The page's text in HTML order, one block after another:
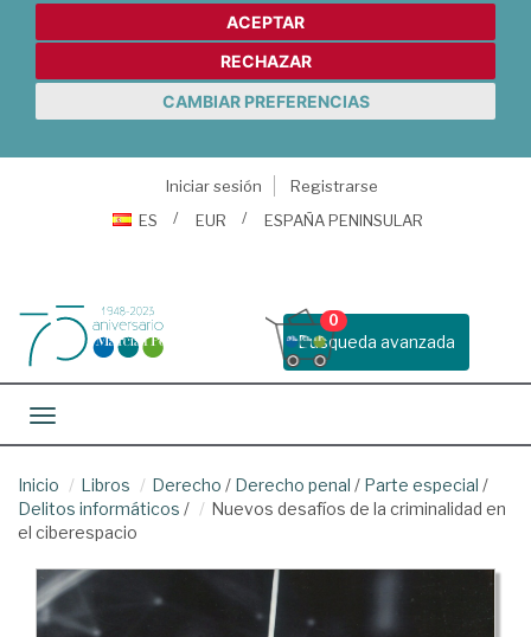
ACEPTAR
RECHAZAR
CAMBIAR PREFERENCIAS
Iniciar sesión
Registrarse
ES
EUR ESPAÑA PENINSULAR
Busqueda avanzada
0
Toggle navigation
Inicio Libros Derecho / Derecho penal / Parte especial /
Delitos informáticos /
Nuevos desafíos de la criminalidad en
el ciberespacio